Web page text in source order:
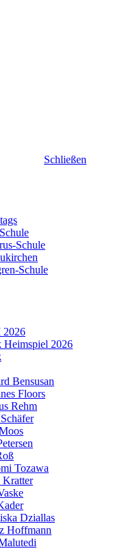
Schließen
Schule
Schule
2026
Heimspiel 2026
Bensusan
Floors
Rehm
Tozawa
Kratter
Dziallas
Hoffmann